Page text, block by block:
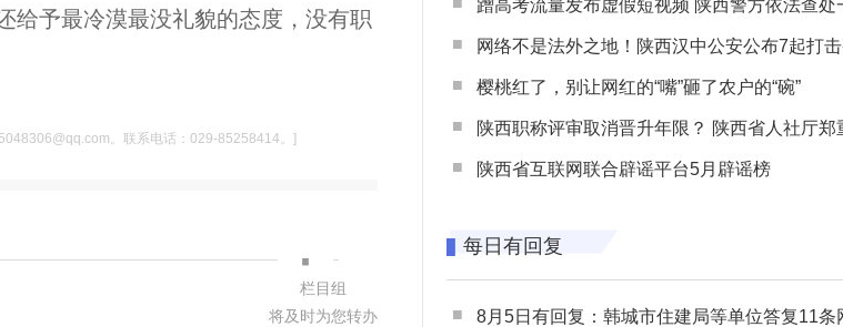
给予最冷漠最没礼貌的态度，没有职
。联系电话：029-85258414。]
·
栏目组
将及时为您转办
蹭高考流量发布虚假短视频 陕西警方依法查处一起涉高考网络
网络不是法外之地！陕西汉中公安公布7起打击整治网谣网暴典型
樱桃红了，别让网红的“嘴”砸了农户的“碗”
陕西职称评审取消晋升年限？ 陕西省人社厅郑重声明 谨防职称评审不实言
陕西省互联网联合辟谣平台5月辟谣榜
每日有回复
8月5日有回复：韩城市住建局等单位答复11条网民